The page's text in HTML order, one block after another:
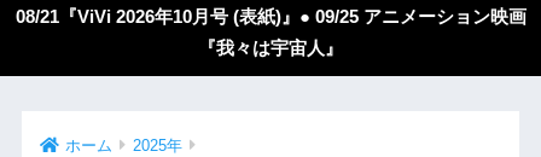
08/21『ViVi 2026年10月号 (表紙)』● 09/25 アニメーション映画
『我々は宇宙人』
ホーム 2025年